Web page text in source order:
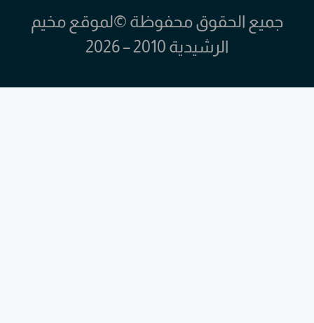
جميع الحقوق محفوظة ©لموقع مخيم
الرشيدية 2010 – 2026